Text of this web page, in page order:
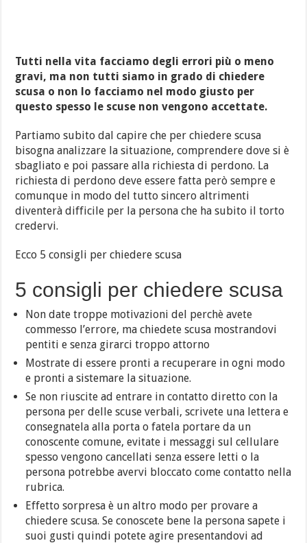
Tutti nella vita facciamo degli errori più o meno
gravi, ma non tutti siamo in grado di chiedere
scusa o non lo facciamo nel modo giusto per
questo spesso le scuse non vengono accettate.
Partiamo subito dal capire che per chiedere scusa
bisogna analizzare la situazione, comprendere dove si è
sbagliato e poi passare alla richiesta di perdono. La
richiesta di perdono deve essere fatta però sempre e
comunque in modo del tutto sincero altrimenti
diventerà difficile per la persona che ha subito il torto
credervi.
Ecco 5 consigli per chiedere scusa
5 consigli per chiedere scusa
Non date troppe motivazioni del perchè avete
commesso l’errore, ma chiedete scusa mostrandovi
pentiti e senza girarci troppo attorno
Mostrate di essere pronti a recuperare in ogni modo
e pronti a sistemare la situazione.
Se non riuscite ad entrare in contatto diretto con la
persona per delle scuse verbali, scrivete una lettera e
consegnatela alla porta o fatela portare da un
conoscente comune, evitate i messaggi sul cellulare
spesso vengono cancellati senza essere letti o la
persona potrebbe avervi bloccato come contatto nella
rubrica.
Effetto sorpresa è un altro modo per provare a
chiedere scusa. Se conoscete bene la persona sapete i
suoi gusti quindi potete agire presentandovi ad